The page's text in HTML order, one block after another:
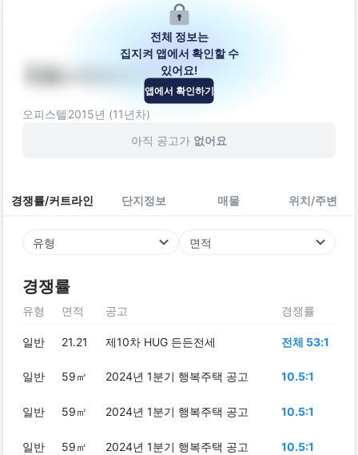
한울스위트하우스
서울특별시 양천구 중앙로 327
오피스텔 2015년 (11년차)
아직 공고가 없어요
경쟁률/커트라인 단지정보 매물 위치/주변
유형 면적
경쟁률
전체 정보는
집지켜 앱에서 확인할 수
있어요!
앱에서 확인하기
유형 면적 공고 경쟁률
일반 21.21 제10차 HUG 든든전세 전체 53:1
일반 59㎡ 2024년 1분기 행복주택 공고 10.5:1
일반 59㎡ 2024년 1분기 행복주택 공고 10.5:1
일반 59㎡ 2024년 1분기 행복주택 공고 10.5:1